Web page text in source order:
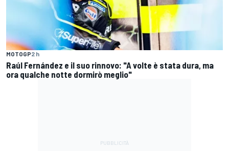
MOTOGP2 h
Raúl Fernández e il suo rinnovo: "A volte è stata dura, ma
ora qualche notte dormirò meglio"